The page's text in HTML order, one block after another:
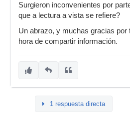
Surgieron inconvenientes por
que a lectura a vista se refiere?
Un abrazo, y muchas gracias por
hora de compartir información.
1 respuesta directa